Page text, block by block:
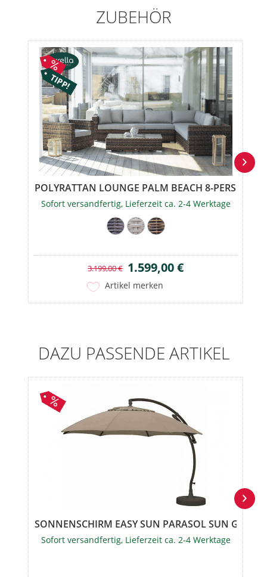
ZUBEHÖR
TIPP!
POLYRATTAN LOUNGE PALM BEACH 8-
Sofort versandfertig, Lieferzeit ca. 2-4 Werktage
Artikel merken
3.199,00 € 1.599,00 €
DAZU PASSENDE ARTIKEL
SONNENSCHIRM EASY SUN PARASOL SUN
Sofort versandfertig, Lieferzeit ca. 2-4 Werktage